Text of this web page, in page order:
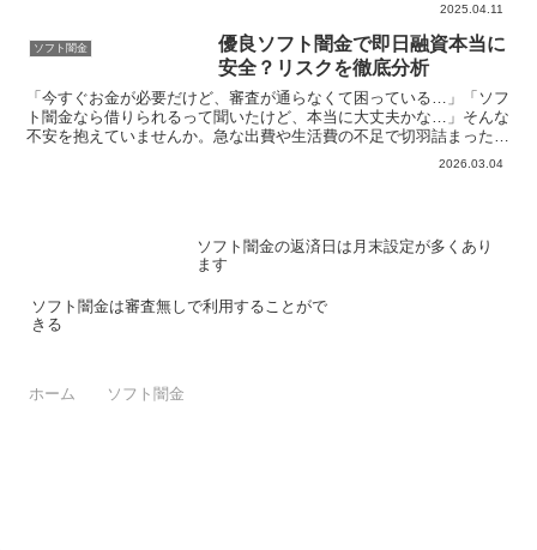
た個人情報収集、家族・職場への取立てなど深刻化。被害者の生々し
い口コミから見える返済地獄の実態と対処法を徹底解説。借りる前に
知っておきたい最新の危険手口と安全な代替手段。
2025.04.11
ソフト闇金
優良ソフト闇金で即日融資本当に
安全？リスクを徹底分析
「今すぐお金が必要だけど、審査が通らなくて困っている…」「ソフ
ト闇金なら借りられるって聞いたけど、本当に大丈夫かな…」そんな
不安を抱えていませんか。急な出費や生活費の不足で切羽詰まった状
2026.03.04
ソフト闇金の返済日は月末設定が多くあり
ます
ソフト闇金は審査無しで利用することがで
きる
ホーム ソフト闇金